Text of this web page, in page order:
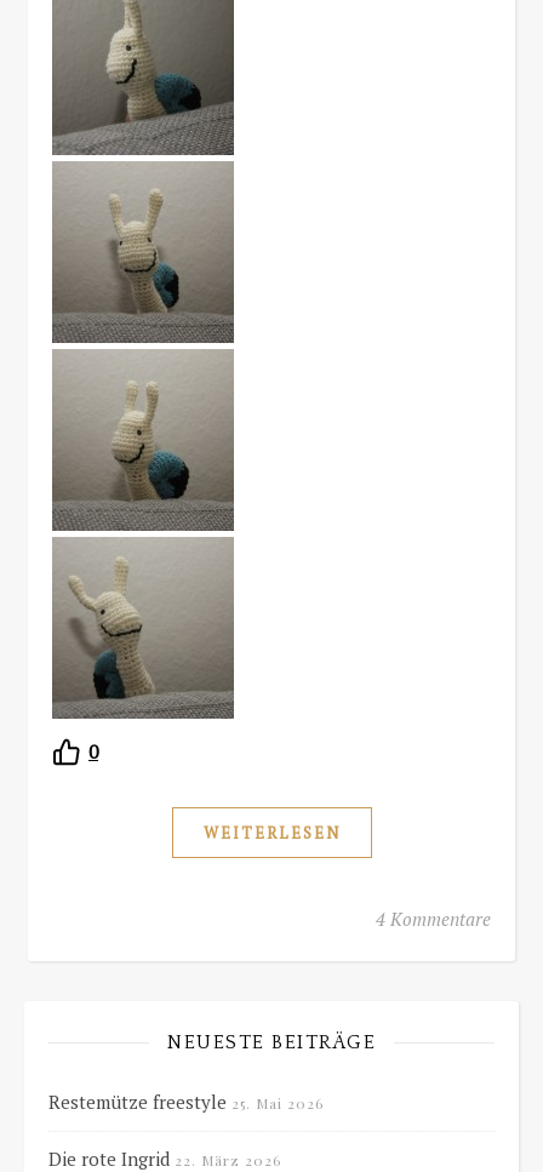
0
WEITERLESEN
4 Kommentare
NEUESTE BEITRÄGE
Restemütze freestyle 25. Mai 2026
Die rote Ingrid 22. März 2026